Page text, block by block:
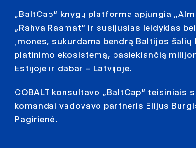
„BaltCap“ knygų platforma apjungia
„Rahva Raamat“ ir susijusias leidyklas
įmones, sukurdama bendrą Baltijos šalių
platinimo ekosistemą, pasiekiančią
Estijoje ir dabar – Latvijoje.
COBALT konsultavo „BaltCap“ teisiniais
komandai vadovavo partneris Elijus
Pagirienė.